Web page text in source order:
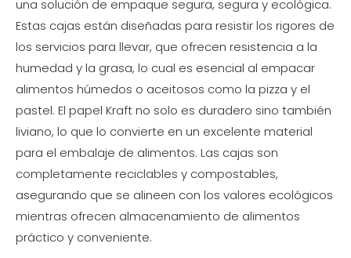
una solución de empaque segura, segura y ecológica.
Estas cajas están diseñadas para resistir los rigores de
los servicios para llevar, que ofrecen resistencia a la
humedad y la grasa, lo cual es esencial al empacar
alimentos húmedos o aceitosos como la pizza y el
pastel. El papel Kraft no solo es duradero sino también
liviano, lo que lo convierte en un excelente material
para el embalaje de alimentos. Las cajas son
completamente reciclables y compostables,
asegurando que se alineen con los valores ecológicos
mientras ofrecen almacenamiento de alimentos
práctico y conveniente.